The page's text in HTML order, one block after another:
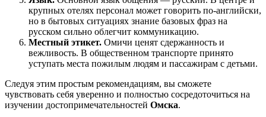
крупных отелях персонал может говорить по-английски,
но в бытовых ситуациях знание базовых фраз на
русском сильно облегчит коммуникацию.
Местный этикет. Омичи ценят сдержанность и
вежливость. В общественном транспорте принято
уступать места пожилым людям и пассажирам с детьми.
Следуя этим простым рекомендациям, вы сможете
чувствовать себя уверенно и полностью сосредоточиться на
изучении достопримечательностей Омска.